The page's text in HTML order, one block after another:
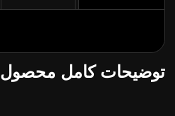
توضیحات کامل محصول